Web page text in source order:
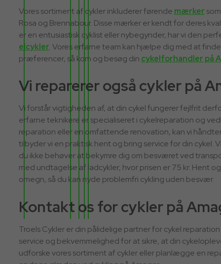
Vores sortiment af cykler inkluderer førende mærker som
Rosa og Brennabour. Disse mærker er kendt for deres
er en entusiastisk cyklist eller nybegynder, har vi den
elcykler. Vores erfarne team kan hjælpe dig med at
præferencer, så kom og besøg din cykelforhandler på
Vi reparerer også cykler på
Vi forstår vigtigheden af, at din cykel fungerer fejlfrit
erfarne teknikere er specialiseret i cykelreparation og
reparation eller en omfattende renovation, kan vi
tilbyder vi en praktisk hent og bring service for din cykel.
du ikke behøver at bekymre dig om besværet ved
med undtagelse af ladcykler, hvor prisen er 75 kr. Hent
omegn, så du kan nyde problemfri cykling uden besvær.
Kontakt os for cykler på
Troels Cykler er din pålidelige partner for cykel
service og bekvemmelighed for at sikre, at din
udforske vores sortiment af cykler eller planlægge en